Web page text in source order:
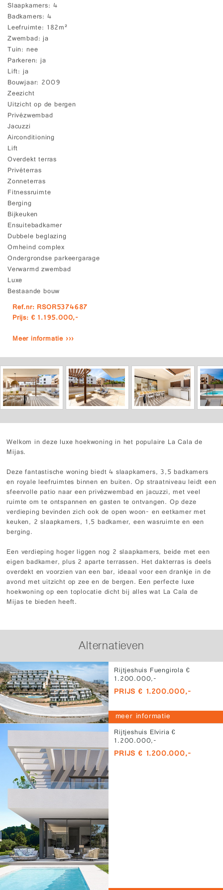
Slaapkamers 4
Badkamers 4
Leefruimte 182m²
Zwembad ja
Tuin nee
Parkeren ja
Lift ja
Bouwjaar 2009
Zeezicht
Uitzicht op de bergen
Privézwembad
Jacuzzi
Airconditioning
Lift
Overdekt terras
Privéterras
Zonneterras
Fitnessruimte
Berging
Bijkeuken
Ensuitebadkamer
Dubbele beglazing
Omheind complex
Ondergrondse parkeergarage
Verwarmd zwembad
Luxe
Bestaande bouw
Ref.nr: RSOR5374687
Prijs: € 1.195.000,-
Meer informatie ›››
Welkom in deze luxe hoekwoning in het populaire La Cala de
Mijas.
Deze fantastische woning biedt 4 slaapkamers, 3,5 badkamers
en royale leefruimtes binnen en buiten. Op straatniveau leidt een
sfeervolle patio naar een privézwembad en jacuzzi, met veel
ruimte om te ontspannen en gasten te ontvangen. Op deze
verdieping bevinden zich ook de open woon- en eetkamer met
keuken, 2 slaapkamers, 1,5 badkamer, een wasruimte en een
berging.
Een verdieping hoger liggen nog 2 slaapkamers, beide met een
eigen badkamer, plus 2 aparte terrassen. Het dakterras is deels
overdekt en voorzien van een bar, ideaal voor een drankje in de
avond met uitzicht op zee en de bergen. Een perfecte luxe
hoekwoning op een toplocatie dicht bij alles wat La Cala de
Mijas te bieden heeft.
Alternatieven
Rijtjeshuis Fuengirola €
1.200.000,-
PRIJS € 1.200.000,-
meer informatie
Rijtjeshuis Elviria €
1.200.000,-
PRIJS € 1.200.000,-